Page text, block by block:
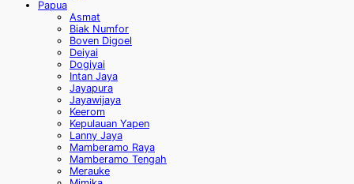
Papua
Asmat
Biak Numfor
Boven Digoel
Deiyai
Dogiyai
Intan Jaya
Jayapura
Jayawijaya
Keerom
Kepulauan Yapen
Lanny Jaya
Mamberamo Raya
Mamberamo Tengah
Merauke